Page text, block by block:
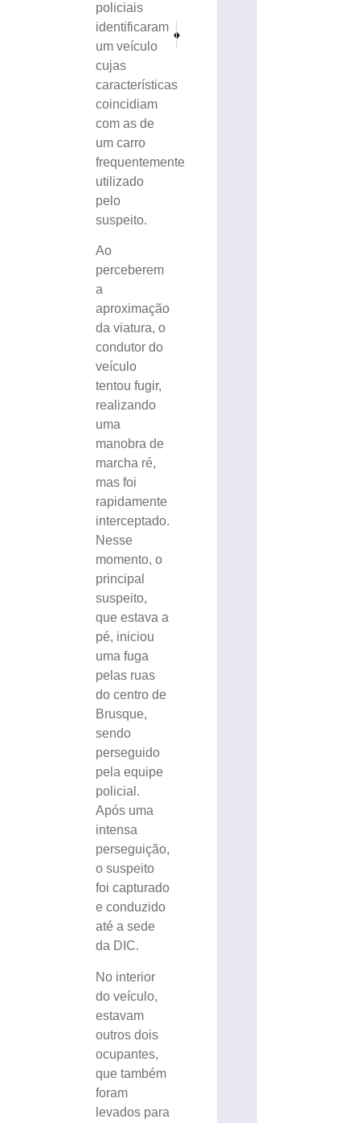
policiais
identificaram
um veículo
cujas
características
coincidiam
com as de
um carro
frequentemente
utilizado
pelo
suspeito.
Ao
perceberem
a
aproximação
da viatura, o
condutor do
veículo
tentou fugir,
realizando
uma
manobra de
marcha ré,
mas foi
rapidamente
interceptado.
Nesse
momento, o
principal
suspeito,
que estava a
pé, iniciou
uma fuga
pelas ruas
do centro de
Brusque,
sendo
perseguido
pela equipe
policial.
Após uma
intensa
perseguição,
o suspeito
foi capturado
e conduzido
até a sede
da DIC.
No interior
do veículo,
estavam
outros dois
ocupantes,
que também
foram
levados para
PRÓXIMO